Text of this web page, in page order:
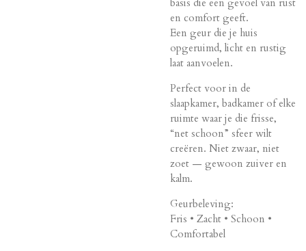
en comfort geeft.
Een geur die je huis
opgeruimd, licht en rustig
laat aanvoelen.
Perfect voor in de
slaapkamer, badkamer of elke
ruimte waar je die frisse,
“net schoon” sfeer wilt
creëren. Niet zwaar, niet
zoet — gewoon zuiver en
kalm.
Geurbeleving:
Fris • Zacht • Schoon •
Comfortabel